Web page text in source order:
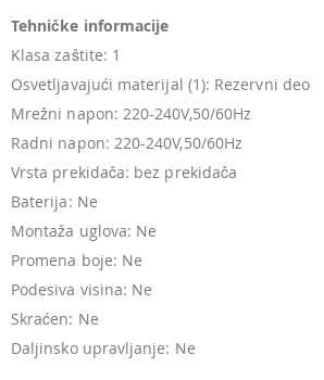
Tehničke informacije
Klasa zaštite: 1
Osvetljavajući materijal (1): Rezervni deo
Mrežni napon: 220-240V,50/60Hz
Radni napon: 220-240V,50/60Hz
Vrsta prekidača: bez prekidača
Baterija: Ne
Montaža uglova: Ne
Promena boje: Ne
Podesiva visina: Ne
Skraćen: Ne
Daljinsko upravljanje: Ne